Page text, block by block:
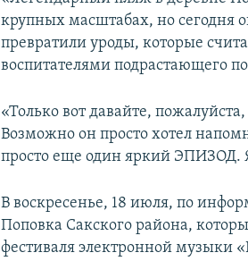
крупных масштабах, но сегодня
превратили уроды, которые
воспитателями подрастающего
«Только вот давайте,
Возможно он просто хотел
просто еще один яркий ЭПИЗОД.
В воскресенье, 18 июля, по
Поповка Сакского района,
фестиваля электронной музыки